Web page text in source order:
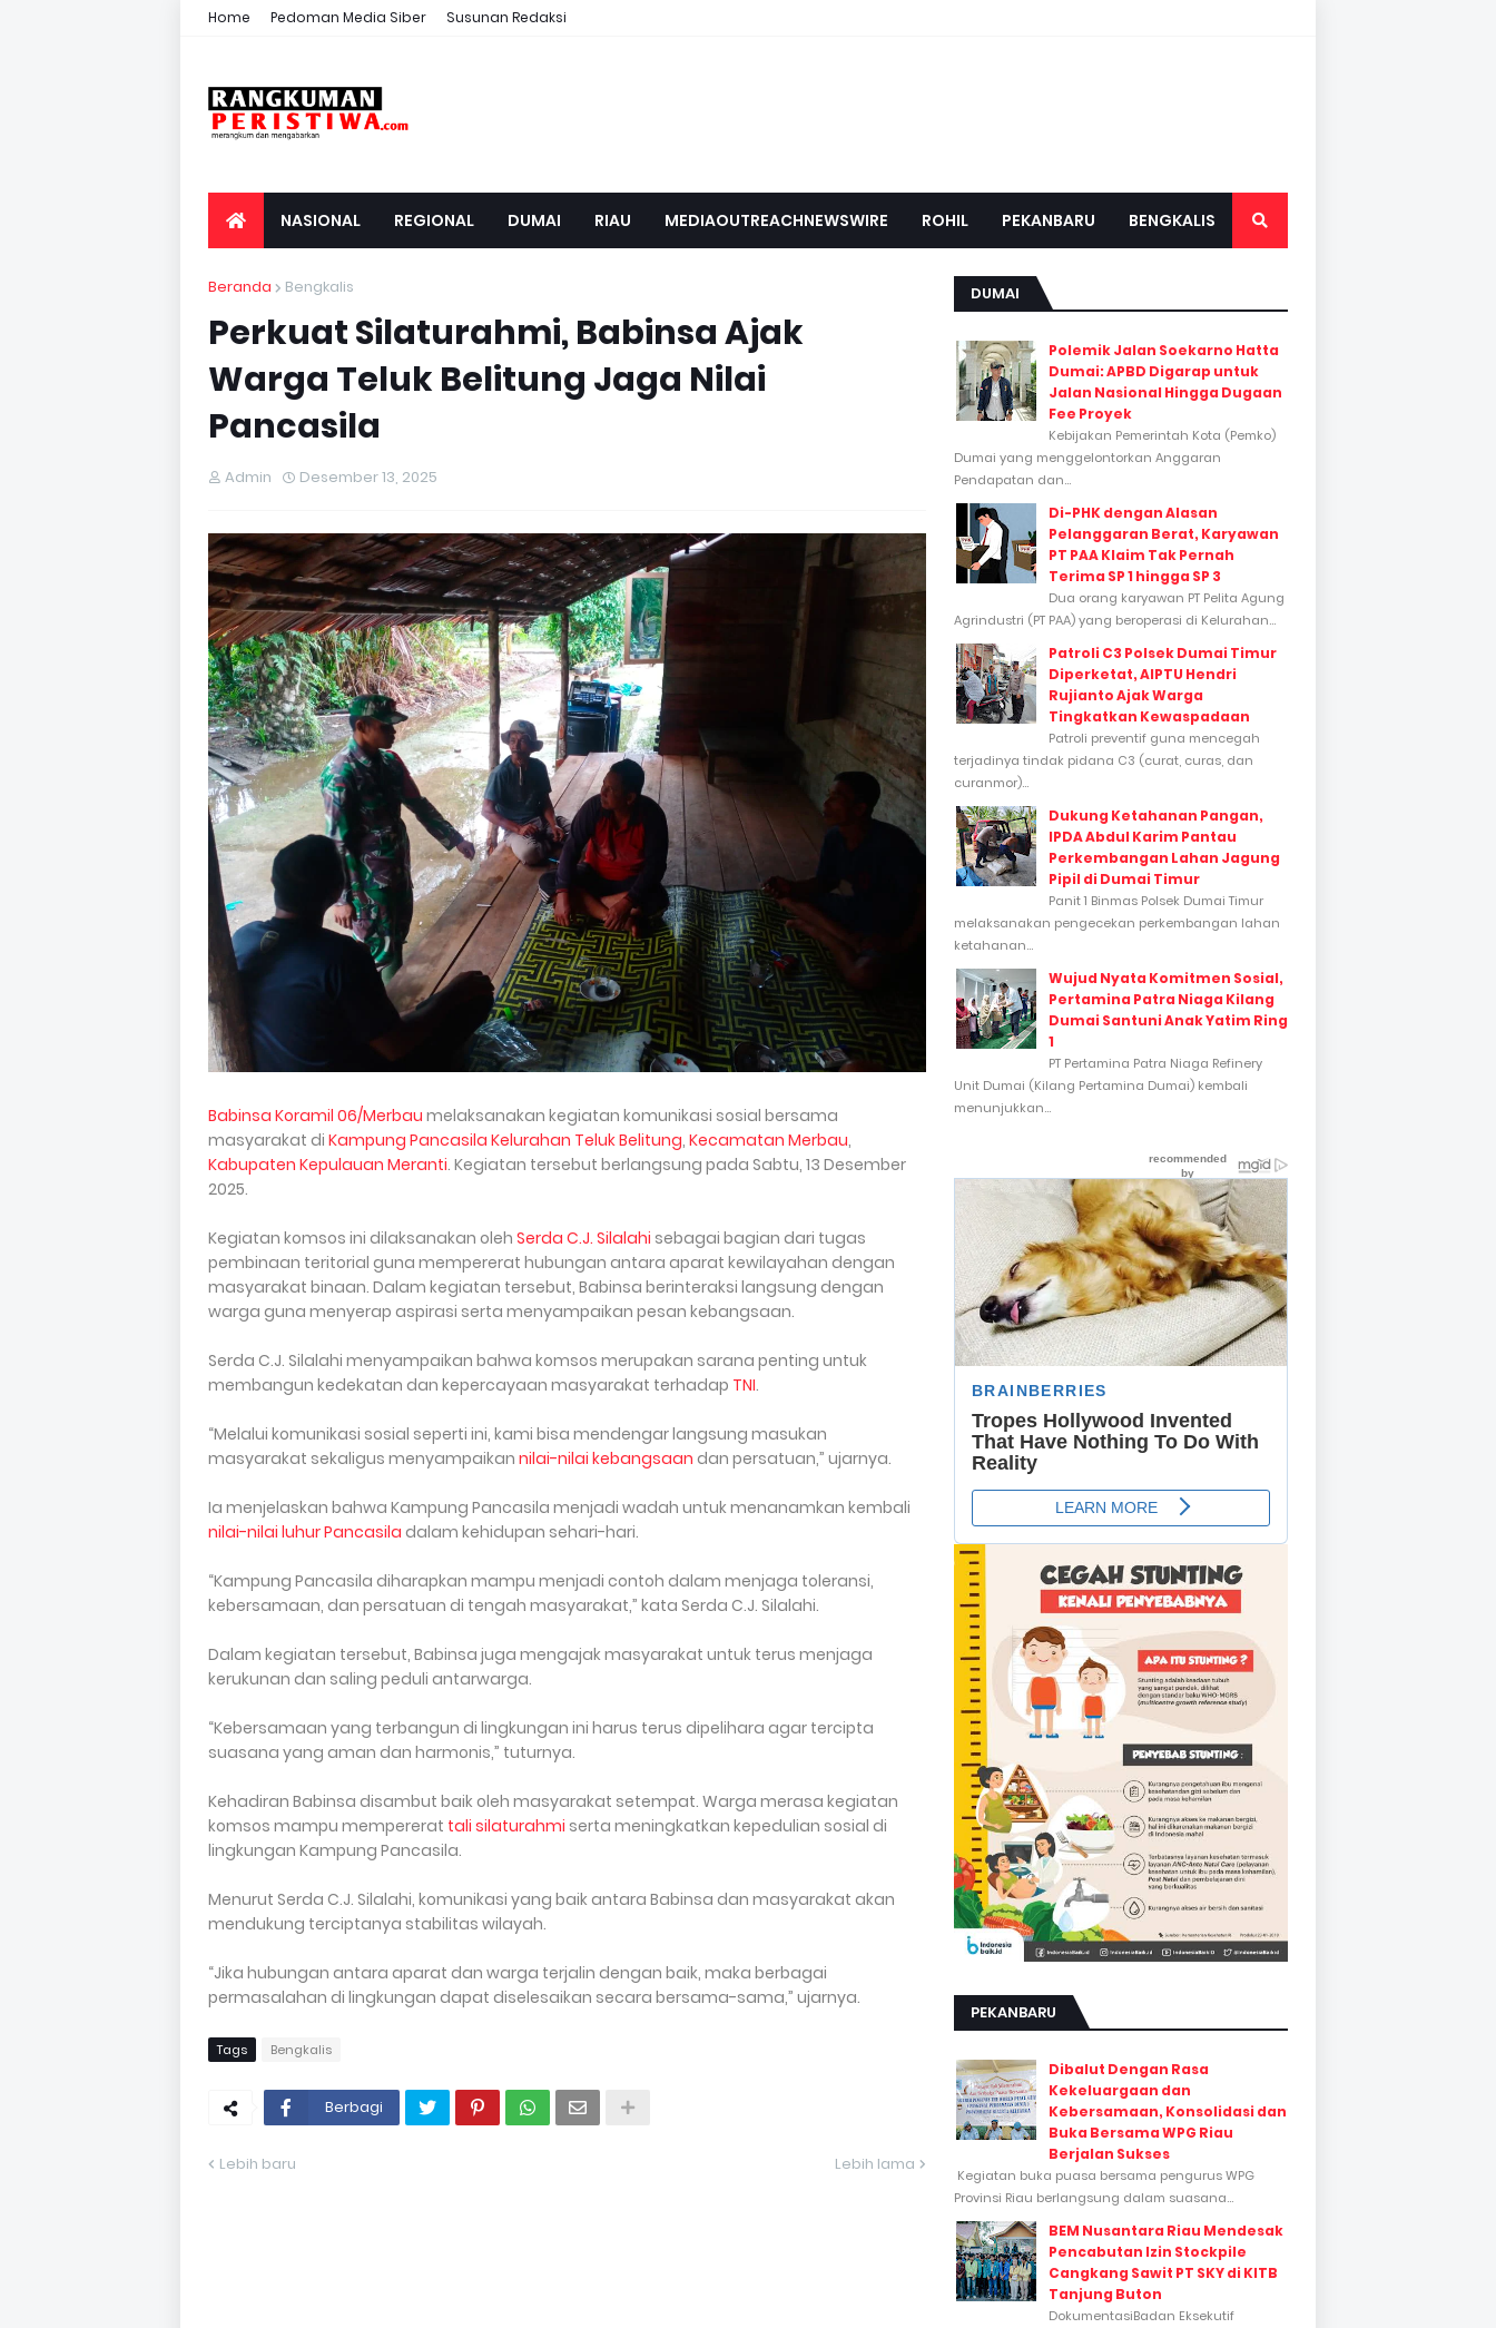
Home Pedoman Media Siber Susunan Redaksi
NASIONAL REGIONAL DUMAI RIAU MEDIAOUTREACHNEWSWIRE ROHIL PEKANBARU BENGKALIS
Beranda Bengkalis
Perkuat Silaturahmi, Babinsa Ajak
Warga Teluk Belitung Jaga Nilai
Pancasila
Admin Desember 13, 2025
Babinsa Koramil 06/Merbau melaksanakan kegiatan komunikasi sosial bersama
masyarakat di Kampung Pancasila Kelurahan Teluk Belitung, Kecamatan Merbau,
Kabupaten Kepulauan Meranti. Kegiatan tersebut berlangsung pada Sabtu, 13 Desember
2025.
Kegiatan komsos ini dilaksanakan oleh Serda C.J. Silalahi sebagai bagian dari tugas
pembinaan teritorial guna mempererat hubungan antara aparat kewilayahan dengan
masyarakat binaan. Dalam kegiatan tersebut, Babinsa berinteraksi langsung dengan
warga guna menyerap aspirasi serta menyampaikan pesan kebangsaan.
Serda C.J. Silalahi menyampaikan bahwa komsos merupakan sarana penting untuk
membangun kedekatan dan kepercayaan masyarakat terhadap TNI.
“Melalui komunikasi sosial seperti ini, kami bisa mendengar langsung masukan
masyarakat sekaligus menyampaikan nilai-nilai kebangsaan dan persatuan,” ujarnya.
Ia menjelaskan bahwa Kampung Pancasila menjadi wadah untuk menanamkan kembali
nilai-nilai luhur Pancasila dalam kehidupan sehari-hari.
“Kampung Pancasila diharapkan mampu menjadi contoh dalam menjaga toleransi,
kebersamaan, dan persatuan di tengah masyarakat,” kata Serda C.J. Silalahi.
Dalam kegiatan tersebut, Babinsa juga mengajak masyarakat untuk terus menjaga
kerukunan dan saling peduli antarwarga.
“Kebersamaan yang terbangun di lingkungan ini harus terus dipelihara agar tercipta
suasana yang aman dan harmonis,” tuturnya.
Kehadiran Babinsa disambut baik oleh masyarakat setempat. Warga merasa kegiatan
komsos mampu mempererat tali silaturahmi serta meningkatkan kepedulian sosial di
lingkungan Kampung Pancasila.
Menurut Serda C.J. Silalahi, komunikasi yang baik antara Babinsa dan masyarakat akan
mendukung terciptanya stabilitas wilayah.
“Jika hubungan antara aparat dan warga terjalin dengan baik, maka berbagai
permasalahan di lingkungan dapat diselesaikan secara bersama-sama,” ujarnya.
Tags Bengkalis
Berbagi
Lebih baru Lebih lama
DUMAI
Polemik Jalan Soekarno Hatta
Dumai: APBD Digarap untuk
Jalan Nasional Hingga Dugaan
Fee Proyek
Kebijakan Pemerintah Kota (Pemko)
Dumai yang menggelontorkan Anggaran
Pendapatan dan...
Di-PHK dengan Alasan
Pelanggaran Berat, Karyawan
PT PAA Klaim Tak Pernah
Terima SP 1 hingga SP 3
Dua orang karyawan PT Pelita Agung
Agrindustri (PT PAA) yang beroperasi di Kelurahan...
Patroli C3 Polsek Dumai Timur
Diperketat, AIPTU Hendri
Rujianto Ajak Warga
Tingkatkan Kewaspadaan
Patroli preventif guna mencegah
terjadinya tindak pidana C3 (curat, curas, dan
curanmor)...
Dukung Ketahanan Pangan,
IPDA Abdul Karim Pantau
Perkembangan Lahan Jagung
Pipil di Dumai Timur
Panit 1 Binmas Polsek Dumai Timur
melaksanakan pengecekan perkembangan lahan
ketahanan...
Wujud Nyata Komitmen Sosial,
Pertamina Patra Niaga Kilang
Dumai Santuni Anak Yatim Ring
1
PT Pertamina Patra Niaga Refinery
Unit Dumai (Kilang Pertamina Dumai) kembali
menunjukkan...
PEKANBARU
Dibalut Dengan Rasa
Kekeluargaan dan
Kebersamaan, Konsolidasi dan
Buka Bersama WPG Riau
Berjalan Sukses
Kegiatan buka puasa bersama pengurus WPG
Provinsi Riau berlangsung dalam suasana...
BEM Nusantara Riau Mendesak
Pencabutan Izin Stockpile
Cangkang Sawit PT SKY di KITB
Tanjung Buton
DokumentasiBadan Eksekutif